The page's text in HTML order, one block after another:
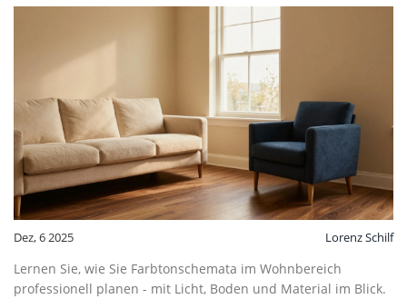
Dez, 6 2025 Lorenz Schilf
Lernen Sie, wie Sie Farbtonschemata im Wohnbereich
professionell planen - mit Licht, Boden und Material im Blick.